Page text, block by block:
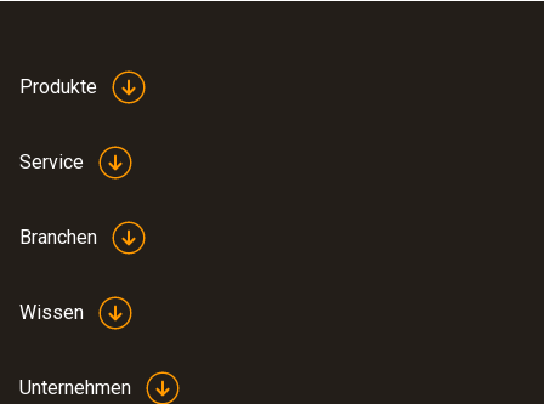
Produkte
Service
Branchen
Wissen
Unternehmen